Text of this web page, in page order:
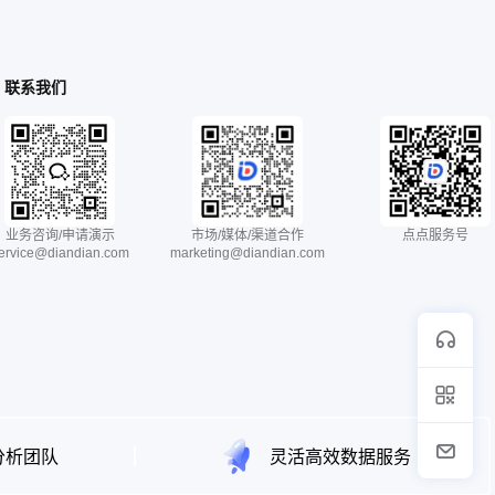
联系我们
业务咨询/申请演示
市场/媒体/渠道合作
marketing@diandian.com
点点服务号
团队 灵活高效数据服务